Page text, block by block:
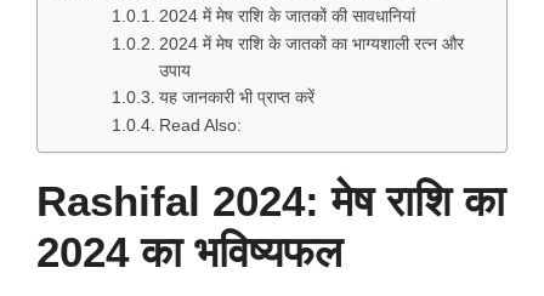
2024 में मेष राशि के जातकों की सावधानियां
2024 में मेष राशि के जातकों का भाग्यशाली रत्न और
उपाय
यह जानकारी भी प्राप्त करें
Read Also:
Rashifal 2024: मेष राशि का
2024 का भविष्यफल